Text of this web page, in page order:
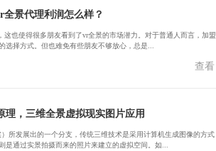
景代理利润怎么样？
这也使得很多朋友看到了vr全景的市场潜力。对于普通人而言，加盟
选择方式。但也难免有些朋友不够放心，总是...
查看
理，三维全景虚拟现实图片应用
所发展出的一个分支，传统三维技术是采用计算机生成图像的方式
是通过实景拍摄而来的照片来建立的虚拟空间。如...